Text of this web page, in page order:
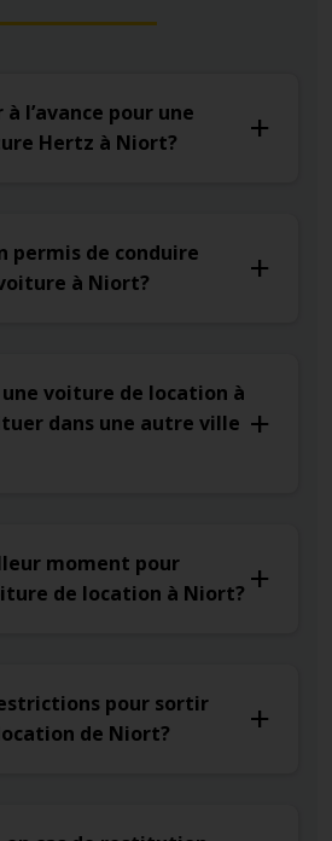
l’avance pour une
Hertz à Niort?
permis de conduire
à Niort?
voiture de location à
dans une autre ville
moment pour
de location à Niort?
pour sortir
de Niort?